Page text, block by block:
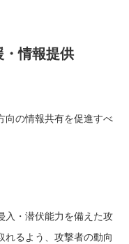
情報提供
向の情報共有を促進すべ
入・潜伏能力を備えた攻
れるよう、攻撃者の動向